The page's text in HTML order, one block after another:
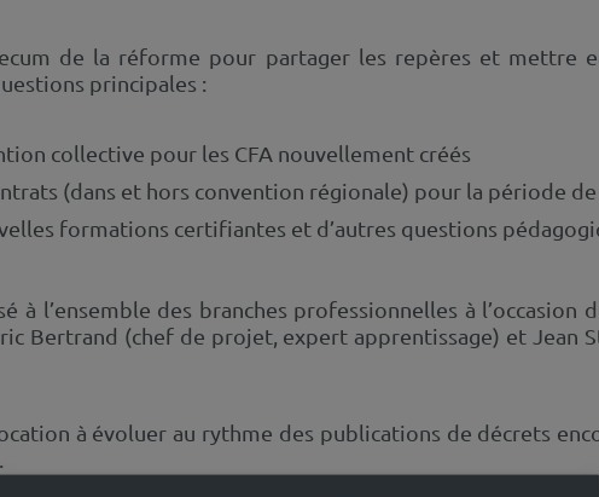
de la réforme pour partager les repères et mettre
principales :
collective pour les CFA nouvellement créés
(dans et hors convention régionale) pour la période
formations certifiantes et d’autres questions
à l’ensemble des branches professionnelles à l’occasion
Bertrand (chef de projet, expert apprentissage) et Jean
Boumendil).
à évoluer au rythme des publications de décrets